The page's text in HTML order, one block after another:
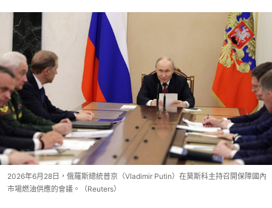
2026年6月28日，俄羅斯總統普京（Vladimir Putin）在莫斯科主持召開保障國內
市場燃油供應的會議。（Reuters）